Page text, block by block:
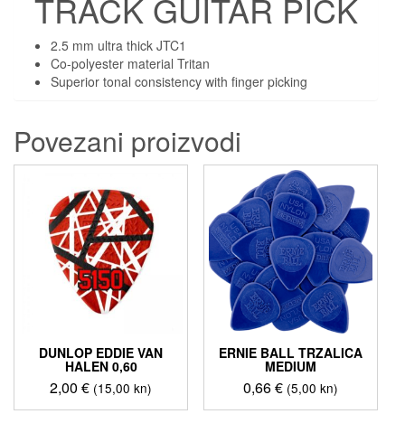
2.5 mm ultra thick JTC1
Co-polyester material Tritan
Superior tonal consistency with finger picking
Povezani proizvodi
DUNLOP EDDIE VAN
HALEN 0,60
2,00€ (15,00 kn)
ERNIE BALL TRZALICA
MEDIUM
0,66€ (5,00 kn)